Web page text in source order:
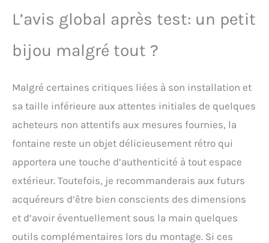
L’avis global après test: un petit
bijou malgré tout ?
Malgré certaines critiques liées à son installation et
sa taille inférieure aux attentes initiales de quelques
acheteurs non attentifs aux mesures fournies, la
fontaine reste un objet délicieusement rétro qui
apportera une touche d’authenticité à tout espace
extérieur. Toutefois, je recommanderais aux futurs
acquéreurs d’être bien conscients des dimensions
et d’avoir éventuellement sous la main quelques
outils complémentaires lors du montage. Si ces